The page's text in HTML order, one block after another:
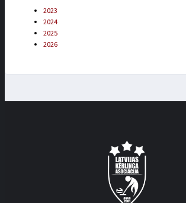
2023
2024
2025
2026